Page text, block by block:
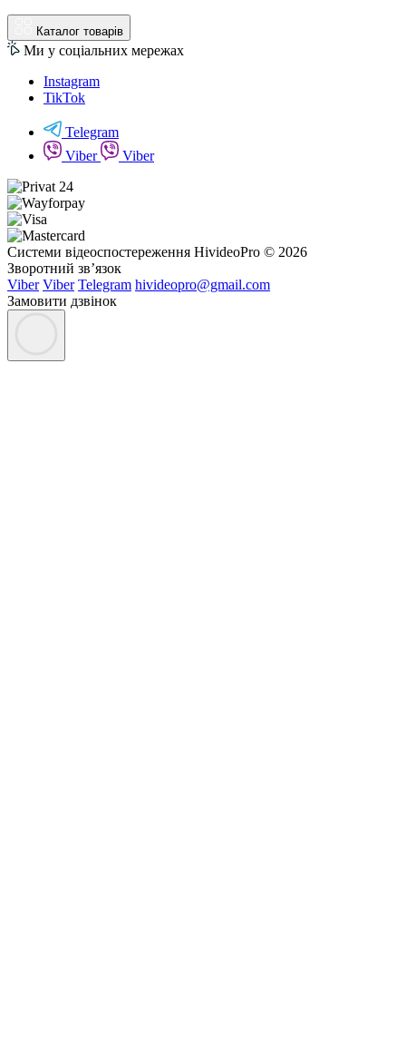
Каталог товарів
Ми у соціальних мережах
Instagram
TikTok
Telegram
Viber
Viber
Системи відеоспостереження HivideoPro © 2026
Зворотний зв’язок
Viber Viber Telegram hivideopro@gmail.com
Замовити дзвінок